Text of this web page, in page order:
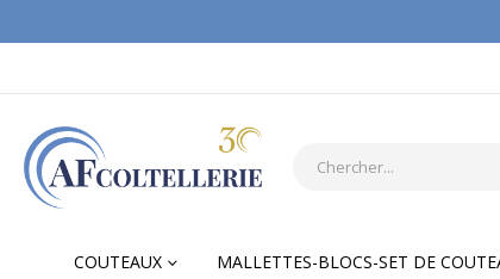
COUTEAUX MALLETTES-BLOCS-SET DE